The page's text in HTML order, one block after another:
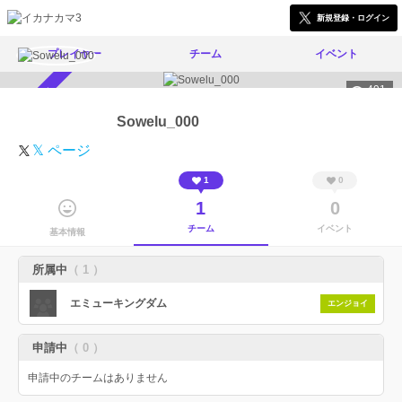
新規登録・ログイン
プレイヤー チーム イベント
491
Sowelu_000
𝕏 ページ
基本情報
1
1
チーム
0
0
イベント
所属中 （ 1 ）
エミューキングダム エンジョイ
申請中 （ 0 ）
申請中のチームはありません